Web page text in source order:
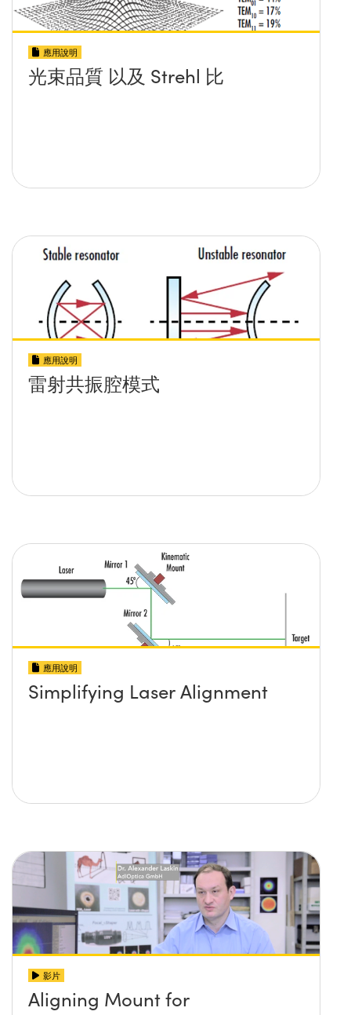
應用說明
光束品質 以及 Strehl 比
應用說明
雷射共振腔模式
應用說明
Simplifying Laser Alignment
影片
Aligning Mount for